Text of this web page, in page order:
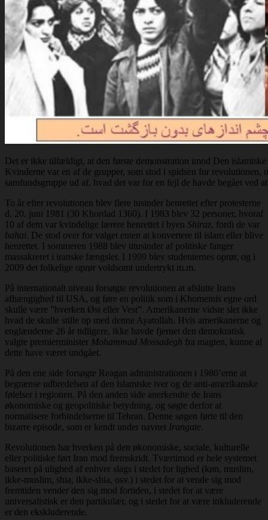
Det er ikke tilfældigt, at den første demonstration imod Den
Kvinderne var en af de grupper, som stod i spidsen for revolutionen,
samfundsgruppe ud af, hvad det var for en fejl de havde begået ved
To år efter revolutionen blev flere tusinder henrettet efter protesterne
d. 20. juni 1981 (30 Khordad 1360). I 1983 blev 32 personer, hvoraf
10 af dem var kvindelige lærere henrettet i byen Shiraz, fordi de var
bahai. De stod over for valget enten at konvertere til islam eller blive
henrettet. I sommeren 1988 blev titusinder af politiske fanger
massakreret i iranske fængsler. I 1999 blev studenternes oprør, og i
2009 det folkelige oprør voldsomt undertrykt m.m.
På internationalt niveau forsøgte revolutionen at afslutte Irans
afhængighed til USA, og føre en politik som i Khomeinis egne ord
skulle være ”hverken Øst eller Vest”. Amerikanerne vidste slet ikke
hvad de skulle stille op med denne Ayatollah. Hvis amerikanerne og
englænderne 26 år tidligere, ikke havde fjernet den demokratisk
valgte premierminister Mohammad Mossadegh fra magten, kunne al
dette have været undgået.
På den ene side forsøgte Reagan administrationen i 1980’erne at
begrænse udbredelsen af den islamiske iver og de anti-amerikanske
følelser i regionen. På den anden side anerkendte de Irans
økonomiske og geopolitiske betydning, og søgte derfor at
normalisere forbindelserne til Tehran. Denne søgen førte til den
bizarre episode, som er kendt under navnet Irangate.
Revolutionen har hverken på den økonomiske, sociale, kulturelle
eller politiske ført Iran mod fremskridt. Tværtimod er hele systemet
baseret på ulighed af enhver slags i stedet for lighed (køn, muslim,
ikke-muslim, shia, ikke-shia, osv.) i stedet for at vende sig mod
fremtiden vender den sig mod fortiden, i stedet for at være
universalistisk er den partikulær, og i stedet for at være inkluderende
er den ekskluderende.